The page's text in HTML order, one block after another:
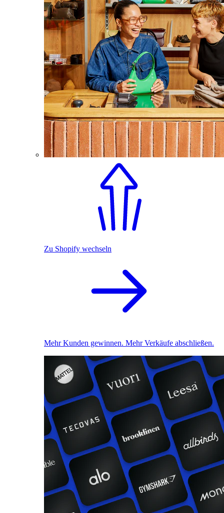
Zu Shopify wechseln
Mehr Kunden gewinnen. Mehr Verkäufe abschließen.